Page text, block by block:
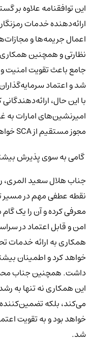
این توافقنامه علاوه بر
ارائه‌دهنده خدمات
اعمال جریمه‌ها و
نظارتی و همچنین همکاری
جامع باعث تقویت امنیت و
شد و اعتماد
با این حال،
امیرنشین‌های امارات به
مجوز مستقیم از SCA خواهند داشت.
گامی به سوی پذیرش
نقطه عطفی مهم در مسیر
معرفی کرده و آن را یک
امن و قابل اعتماد در
همکاری به ارائه خدمات
خواهد کرد و اطمینان
این همکاری نه تنها به
خواهد بود و به تقویت
شد.